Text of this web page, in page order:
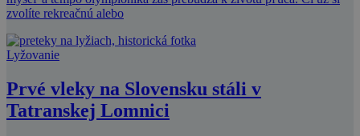
zvolíte rekreačnú alebo
Lyžovanie
Prvé vleky na Slovensku stáli v
Tatranskej Lomnici